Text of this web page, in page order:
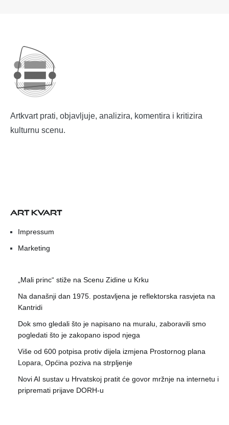
Artkvart prati, objavljuje, analizira, komentira i kritizira
kulturnu scenu.
ART KVART
Impressum
Marketing
„Mali princ“ stiže na Scenu Zidine u Krku
Na današnji dan 1975. postavljena je reflektorska rasvjeta na
Kantridi
Dok smo gledali što je napisano na muralu, zaboravili smo
pogledati što je zakopano ispod njega
Više od 600 potpisa protiv dijela izmjena Prostornog plana
Lopara, Općina poziva na strpljenje
Novi AI sustav u Hrvatskoj pratit će govor mržnje na internetu i
pripremati prijave DORH-u